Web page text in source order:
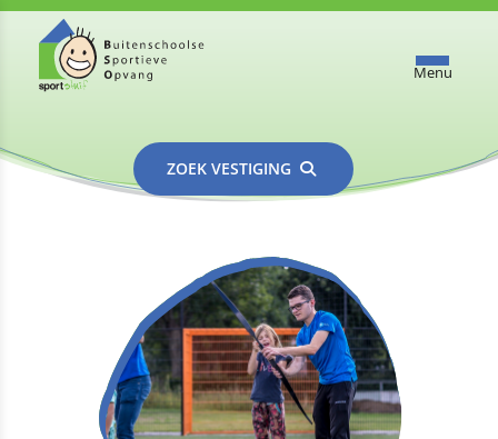
Menu
ZOEK VESTIGING